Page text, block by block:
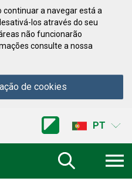
continuar a navegar está a
los através do seu
não funcionarão
consulte a nossa
de cookies
PT